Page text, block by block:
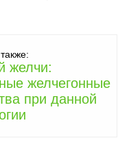
желчи:
желчегонные
при данной